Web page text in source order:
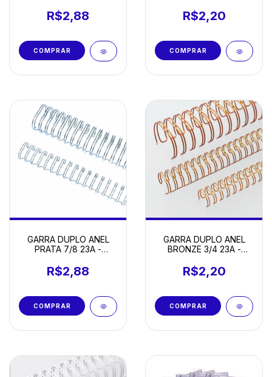
R$2,88 R$2,20
GARRA DUPLO ANEL
PRATA 7/8 23A -
R$2,88
GARRA DUPLO ANEL
BRONZE 3/4 23A -
R$2,20